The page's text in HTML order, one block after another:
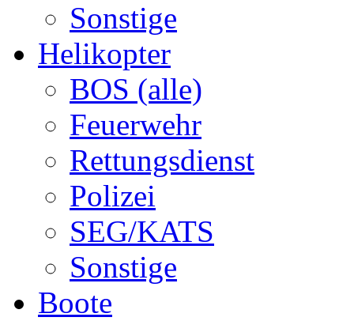
Sonstige
Helikopter
BOS (alle)
Feuerwehr
Rettungsdienst
Polizei
SEG/KATS
Sonstige
Boote